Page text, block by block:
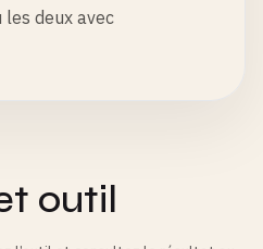
les deux avec
outil